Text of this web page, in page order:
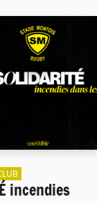
incendies